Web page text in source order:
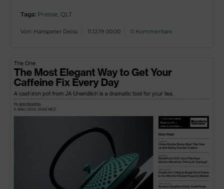
Tags: Presse QLT
Von: Hanspeter Deiss 11.12.19 00:00 0 Kommentare